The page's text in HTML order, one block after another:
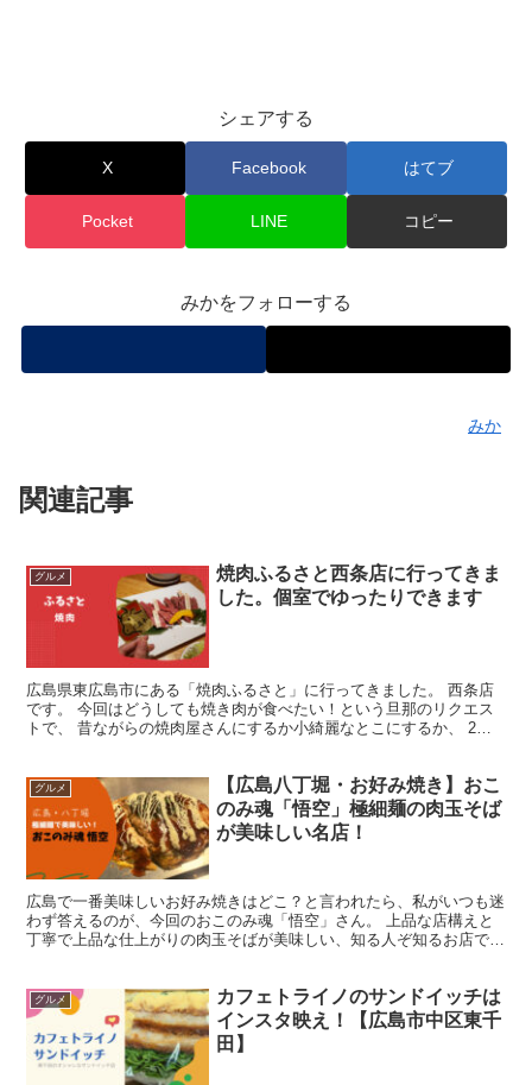
シェアする
X Facebook はてブ
Pocket LINE コピー
みかをフォローする
みか
関連記事
グルメ
焼肉ふるさと西条店に行ってきま
した。個室でゆったりできます
広島県東広島市にある「焼肉ふるさと」に行ってきました。 西条店
です。 今回はどうしても焼き肉が食べたい！という旦那のリクエス
トで、 昔ながらの焼肉屋さんにするか小綺麗なとこにするか、 2人
グルメ
【広島八丁堀・お好み焼き】おこ
のみ魂「悟空」極細麺の肉玉そば
が美味しい名店！
広島で一番美味しいお好み焼きはどこ？と言われたら、私がいつも迷
わず答えるのが、今回のおこのみ魂「悟空」さん。 上品な店構えと
丁寧で上品な仕上がりの肉玉そばが美味しい、知る人ぞ知るお店で
グルメ
カフェトライノのサンドイッチは
インスタ映え！【広島市中区東千
田】